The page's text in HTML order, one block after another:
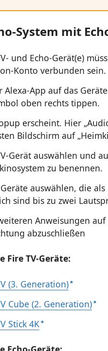
System mit
und Echo-Gerät(e)
Konto verbunden sein.
Alexa-App auf das
oben rechts tippen.
erscheint. Hier
Bildschirm auf
Gerät auswählen und
zu benennen.
auswählen, die
sind bis zu zwei
Anweisungen
abzuschließen
Fire TV-Geräte:
(3. Generation)
Cube (2. Generation)
Stick 4K